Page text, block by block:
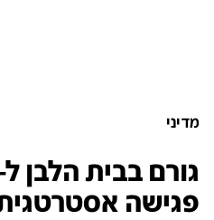
מדיני
פגישה